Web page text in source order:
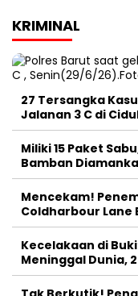
KRIMINAL
27 Tersangka
Jalanan 3 C di
Miliki 15 Paket
Bamban
Mencekam!
Coldharbour Lane
Kecelakaan di
Meninggal Dunia,